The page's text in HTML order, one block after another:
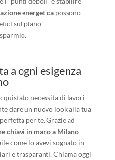
energeticapossono
sul piano
a ogni esigenza
necessita di lavori
dare un nuovo look alla tua
per te. Grazie ad
chiavi in mano a Milano
come lo avevi sognato in
e trasparanti. Chiama oggi